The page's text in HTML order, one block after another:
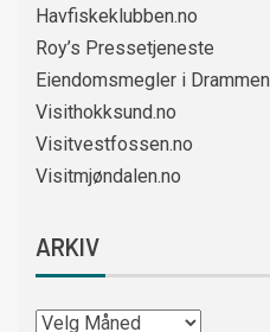
Havfiskeklubben.no
Roy’s Pressetjeneste
Eiendomsmegler i Drammen
Visithokksund.no
Visitvestfossen.no
Visitmjøndalen.no
ARKIV